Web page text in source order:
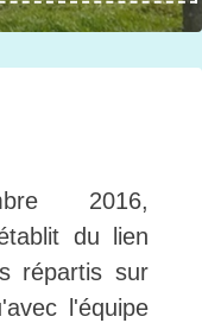
2016,
du lien
répartis sur
l'équipe